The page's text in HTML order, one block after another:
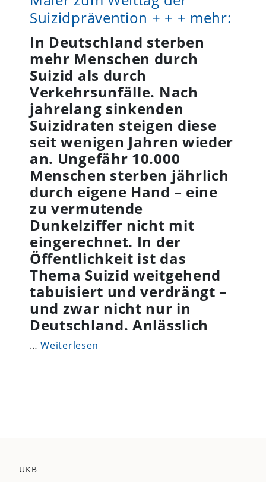
Suizidprävention + + + mehr:
In Deutschland sterben
mehr Menschen durch
Suizid als durch
Verkehrsunfälle. Nach
jahrelang sinkenden
Suizidraten steigen diese
seit wenigen Jahren wieder
an. Ungefähr 10.000
Menschen sterben jährlich
durch eigene Hand – eine
zu vermutende
Dunkelziffer nicht mit
eingerechnet. In der
Öffentlichkeit ist das
Thema Suizid weitgehend
tabuisiert und verdrängt –
und zwar nicht nur in
Deutschland. Anlässlich
…Weiterlesen
UKB